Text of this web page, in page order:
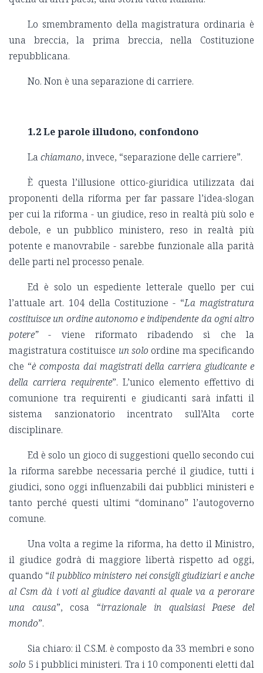
Lo smembramento della magistratura ordinaria è
una breccia, la prima breccia, nella Costituzione
repubblicana.
No. Non è una separazione di carriere.
1.2 Le parole illudono, confondono
La chiamano, invece, “separazione delle carriere”.
È questa l’illusione ottico-giuridica utilizzata dai
proponenti della riforma per far passare l’idea-slogan
per cui la riforma - un giudice, reso in realtà più solo e
debole, e un pubblico ministero, reso in realtà più
potente e manovrabile - sarebbe funzionale alla parità
delle parti nel processo penale.
Ed è solo un espediente letterale quello per cui
l’attuale art. 104 della Costituzione - “La magistratura
costituisce un ordine autonomo e indipendente da ogni altro
potere”- viene riformato ribadendo sì che la
magistratura costituisce un solo ordine ma specificando
che “è composta dai magistrati della carriera giudicante e
della carriera requirente”. L’unico elemento effettivo di
comunione tra requirenti e giudicanti sarà infatti il
sistema sanzionatorio incentrato sull’Alta corte
disciplinare.
Ed è solo un gioco di suggestioni quello secondo cui
la riforma sarebbe necessaria perché il giudice, tutti i
giudici, sono oggi influenzabili dai pubblici ministeri e
tanto perché questi ultimi “dominano” l’autogoverno
comune.
Una volta a regime la riforma, ha detto il Ministro,
il giudice godrà di maggiore libertà rispetto ad oggi,
quando “il pubblico ministero nei consigli giudiziari e anche
al Csm dà i voti al giudice davanti al quale va a perorare
una causa”, cosa “irrazionale in qualsiasi Paese del
mondo”.
Sia chiaro: il C.S.M. è composto da 33 membri e sono
solo 5 i pubblici ministeri. Tra i 10 componenti eletti dal